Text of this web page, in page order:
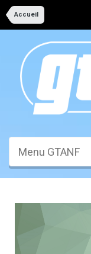
Accueil
Menu GTANF